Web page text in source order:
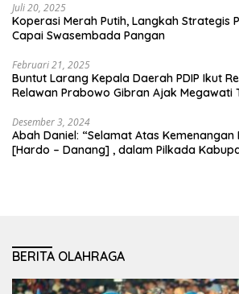
Juli 20, 2025
Koperasi Merah Putih, Langkah Strategis
Capai Swasembada Pangan
Februari 21, 2025
Buntut Larang Kepala Daerah PDIP Ikut
Relawan Prabowo Gibran Ajak Megawati
Desember 3, 2024
Abah Daniel: “Selamat Atas Kemenangan
[Hardo – Danang] , dalam Pilkada
BERITA OLAHRAGA